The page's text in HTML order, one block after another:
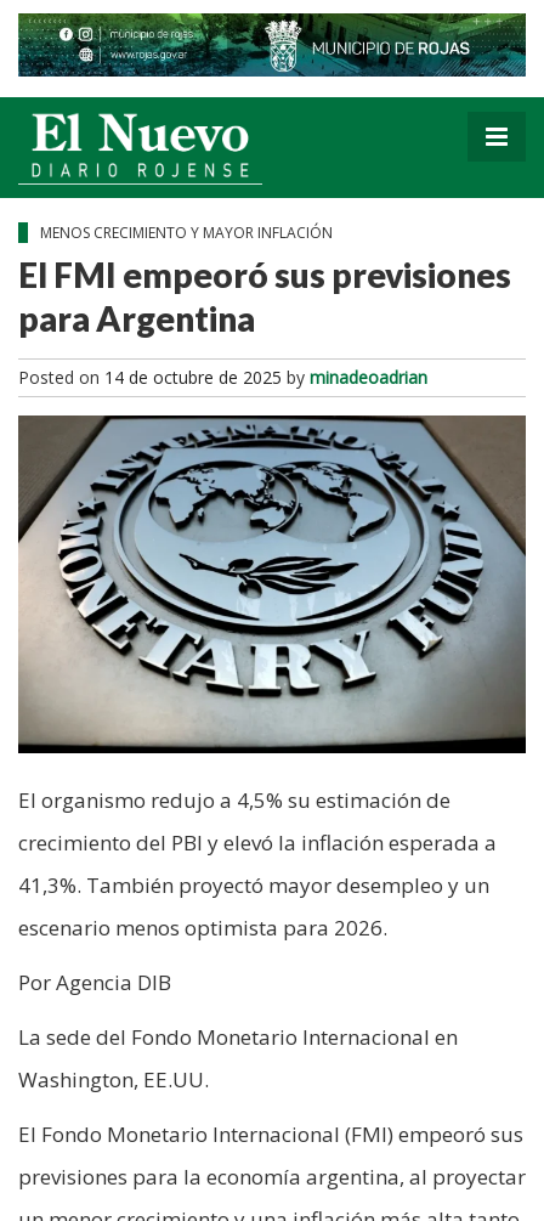
MENOS CRECIMIENTO Y MAYOR INFLACIÓN
El FMI empeoró sus previsiones
para Argentina
Posted on 14 de octubre de 2025 by minadeoadrian
El organismo redujo a 4,5% su estimación de
crecimiento del PBI y elevó la inflación esperada a
41,3%. También proyectó mayor desempleo y un
escenario menos optimista para 2026.
Por Agencia DIB
La sede del Fondo Monetario Internacional en
Washington, EE.UU.
El Fondo Monetario Internacional (FMI) empeoró sus
previsiones para la economía argentina, al proyectar